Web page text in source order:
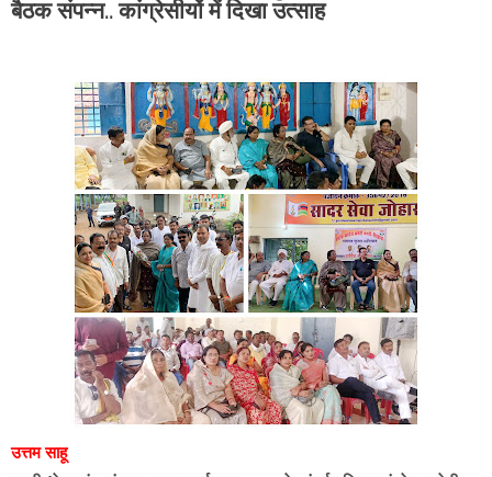
बैठक संपन्न.. कांग्रेसीयों में दिखा उत्साह
उत्तम साहू